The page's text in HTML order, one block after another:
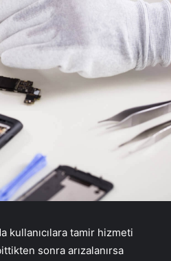
kullanıcılara tamir hizmeti
sonra arızalanırsa